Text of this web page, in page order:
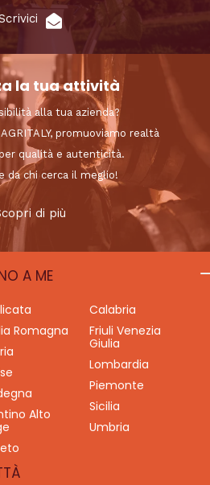
la tua attività
alla tua azienda?
promuoviamo realtà
qualità e autenticità.
da chi cerca il meglio!
di più
A ME
Calabria
Romagna
Friuli Venezia
Giulia
Lombardia
Piemonte
Sicilia
Alto
Umbria